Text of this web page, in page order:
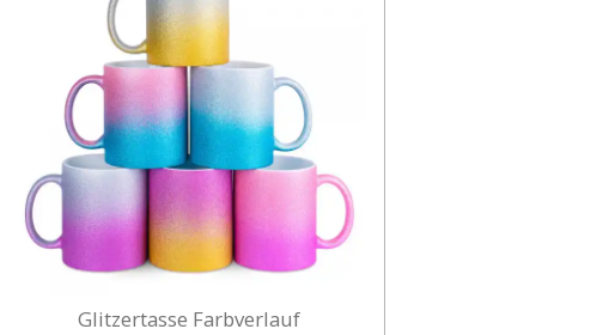
Glitzertasse Farbverlauf